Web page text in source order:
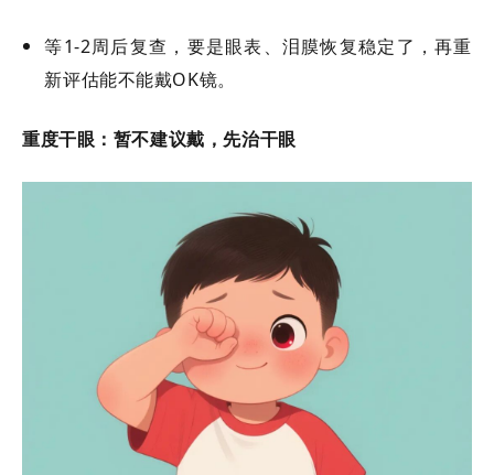
等1-2周后复查，要是眼表、泪膜恢复稳定了，再重
新评估能不能戴OK镜。
重度干眼：暂不建议戴，先治干眼